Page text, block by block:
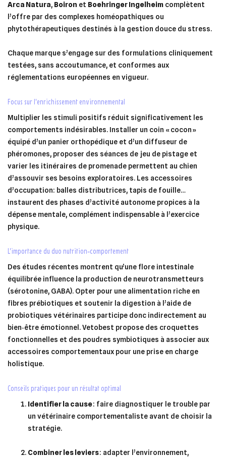
Arca Natura, Boiron et Boehringer Ingelheim complètent
l’offre par des complexes homéopathiques ou
phytothérapeutiques destinés à la gestion douce du stress.
Chaque marque s’engage sur des formulations cliniquement
testées, sans accoutumance, et conformes aux
réglementations européennes en vigueur.
focus sur l’enrichissement environnemental
Multiplier les stimuli positifs réduit significativement les
comportements indésirables. Installer un coin « cocon »
équipé d’un panier orthopédique et d’un diffuseur de
phéromones, proposer des séances de jeu de pistage et
varier les itinéraires de promenade permettent au chien
d’assouvir ses besoins exploratoires. Les accessoires
d’occupation: balles distributrices, tapis de fouille…
instaurent des phases d’activité autonome propices à la
dépense mentale, complément indispensable à l’exercice
physique.
l’importance du duo nutrition‑comportement
Des études récentes montrent qu’une flore intestinale
équilibrée influence la production de neurotransmetteurs
(sérotonine, GABA). Opter pour une alimentation riche en
fibres prébiotiques et soutenir la digestion à l’aide de
probiotiques vétérinaires participe donc indirectement au
bien‑être émotionnel. Vetobest propose des croquettes
fonctionnelles et des poudres symbiotiques à associer aux
accessoires comportementaux pour une prise en charge
holistique.
conseils pratiques pour un résultat optimal
Identifier la cause: faire diagnostiquer le trouble par
un vétérinaire comportementaliste avant de choisir la
stratégie.
Combiner les leviers: adapter l’environnement,